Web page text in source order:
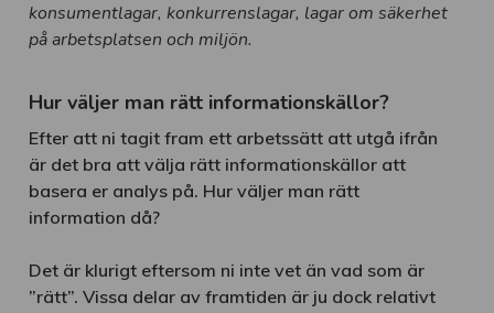
konsumentlagar, konkurrenslagar, lagar om säkerhet
på arbetsplatsen och miljön.
Hur väljer man rätt informationskällor?
Efter att ni tagit fram ett arbetssätt att utgå ifrån
är det bra att välja rätt informationskällor att
basera er analys på. Hur väljer man rätt
information då?
Det är klurigt eftersom ni inte vet än vad som är
”rätt”. Vissa delar av framtiden är ju dock relativt